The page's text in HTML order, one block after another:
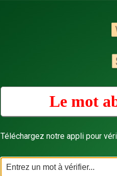
Le mot
Téléchargez notre appli pour